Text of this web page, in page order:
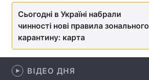
Техно і зв'язок Лайт
Цікавинки
Сьогодні в Україні набрали
чинності нові правила зонального
карантину: карта
ВІДЕО ДНЯ